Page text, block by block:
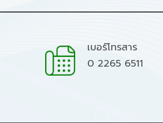
เบอร์โทรสาร
0 2265 6511